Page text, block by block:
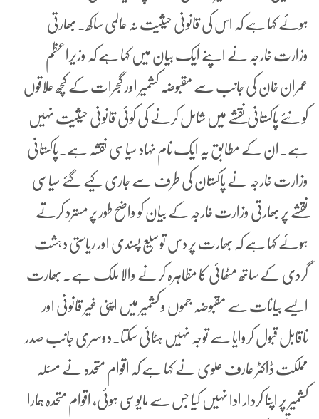
ہوئے کہا ہے کہ اس کی قانونی حیثیت نہ عالمی ساکھ۔ بھارتی
وزارت خارجہ نے اپنے ایک بیان میں کہا ہے کہ وزیراعظم
عمران خان کی جانب سے مقبوضہ کشمیر اور گجرات کے کچھ علاقوں
کو نئے پاکستانی نقشے میں شامل کرنے کی کوئی قانونی حیثیت نہیں
ہے۔ان کے مطابق یہ ایک نام نہاد سیاسی نقشہ ہے۔پاکستانی
وزارت خارجہ نے پاکستان کی طرف سے جاری کیے گئے سیاسی
نقشے پر بھارتی وزارت خارجہ کے بیان کو واضح طور پر مسترد کرتے
ہوئے کہا ہے کہ بھارت پر دس توسیع پسندی اور ریاستی دہشت
گردی کے ساتھ مٹھائی کا مظاہرہ کرنے والا ملک ہے۔ بھارت
ایسے بیانات سے مقبوضہ جموں و کشمیر میں اپنی غیر قانونی اور
ناقابل قبول کروایا سے توجہ نہیں ہٹائی سکتا۔دوسری جانب صدر
مملکت ڈاکٹر عارف علوی نے کہا ہے کہ اقوام متحدہ نے مسئلہ
کشمیر پر اپنا کردار ادا نہیں کیا جس سے مایوسی ہوئی، اقوام متحدہ ہمارا